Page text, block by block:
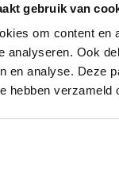
gebruik van
om content en
analyseren. Ook
en analyse. Deze
hebben